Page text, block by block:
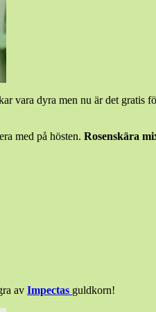
vara dyra men nu är det gratis
med på hösten. Rosenskära
av Impectas guldkorn!